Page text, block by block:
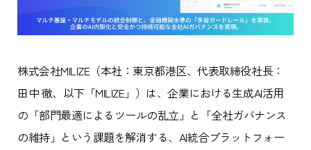
株式会社MILIZE（本社：東京都港区、代表取締役社長：
田中 徹、以下「MILIZE」）は、企業における生成AI活用
の「部門最適によるツールの乱立」と「全社ガバナンス
の維持」という課題を解消する、AI統合プラットフォー